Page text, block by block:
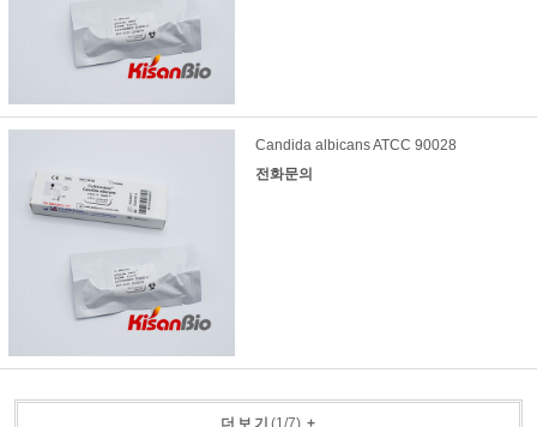
Candida albicans ATCC 90028
전화문의
더보기 (1 /7)+